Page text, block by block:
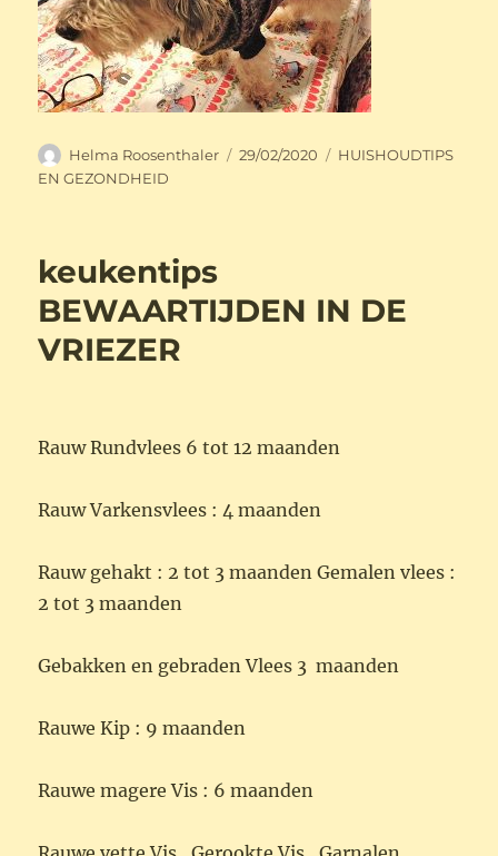
Auteur
Helma Roosenthaler
Geplaatst
29/02/2020 Categorieën
HUISHOUDTIPS
EN GEZONDHEID
keukentips
BEWAARTIJDEN IN DE
VRIEZER
Rauw Rundvlees 6 tot 12 maanden
Rauw Varkensvlees : 4 maanden
Rauw gehakt : 2 tot 3 maanden Gemalen vlees :
2 tot 3 maanden
Gebakken en gebraden Vlees 3 maanden
Rauwe Kip : 9 maanden
Rauwe magere Vis : 6 maanden